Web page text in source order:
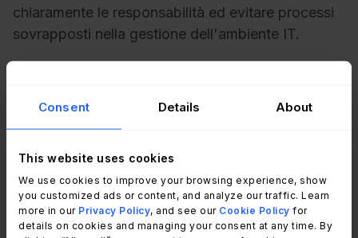
Consent Details About
This website uses cookies
We use cookies to improve your browsing experience, show
you customized ads or content, and analyze our traffic. Learn
more in our Privacy Policy, and see our Cookie Policy for
details on cookies and managing your consent at any time. By
chiaramente le responsabilità ed evitare processi
sovrapposti nella gestione dell'ambiente IT.
inclusi hardware, software e risorse cloud,
attenzione a visibilità, controllo, ottimizzazione
dei costi e compliance.
Software Asset Management (SAM)è un